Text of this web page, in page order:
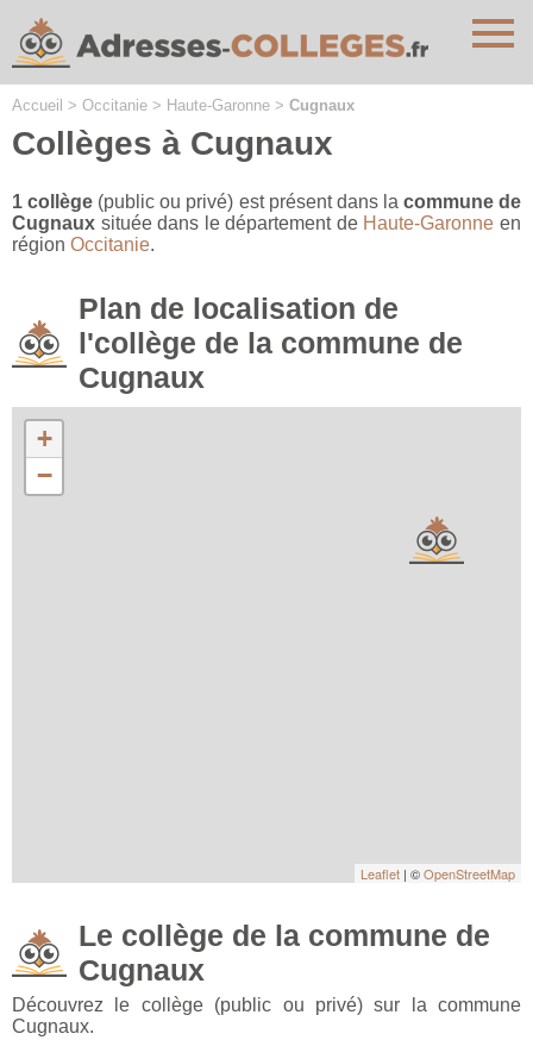
Accueil > Occitanie > Haute-Garonne > Cugnaux
Collèges à Cugnaux
1 collège (public ou privé) est présent dans la commune de
Cugnaux située dans le département de Haute-Garonne en
région Occitanie.
Plan de localisation de
l'collège de la commune de
Cugnaux
+
−
Leaflet | ©OpenStreetMap
Le collège de la commune de
Cugnaux
Découvrez le collège (public ou privé) sur la commune
Cugnaux.